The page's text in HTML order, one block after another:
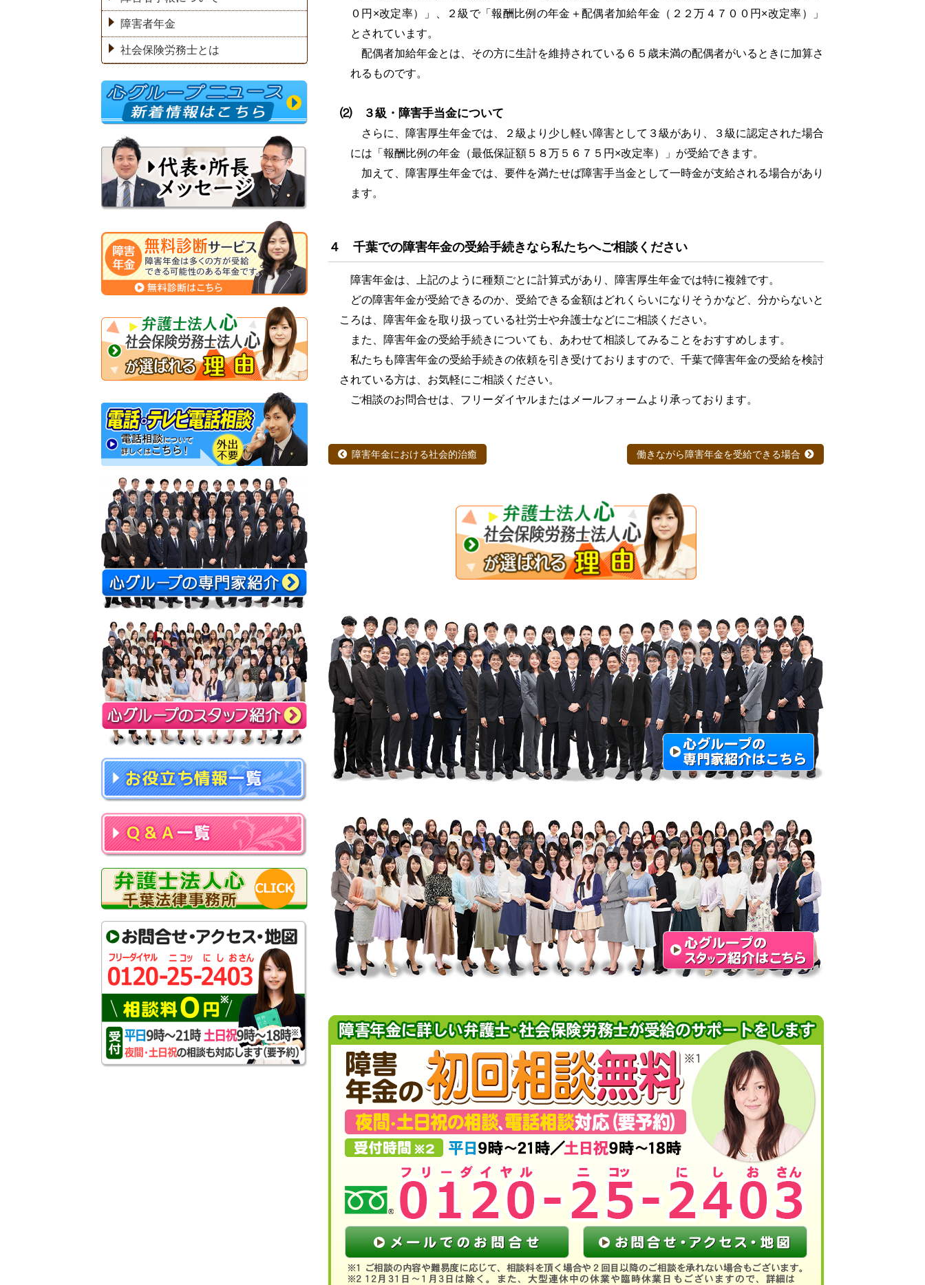
０円×改定率）」、２級で「報酬比例の年金＋配偶者加給年金（２２万４７００円×改定率）」
とされています。
配偶者加給年金とは、その方に生計を維持されている６５歳未満の配偶者がいるときに加算さ
れるものです。
⑵ ３級・障害手当金について
さらに、障害厚生年金では、２級より少し軽い障害として３級があり、３級に認定された場合
には「報酬比例の年金（最低保証額５８万５６７５円×改定率）」が受給できます。
加えて、障害厚生年金では、要件を満たせば障害手当金として一時金が支給される場合があり
ます。
４ 千葉での障害年金の受給手続きなら私たちへご相談ください
障害年金は、上記のように種類ごとに計算式があり、障害厚生年金では特に複雑です。
どの障害年金が受給できるのか、受給できる金額はどれくらいになりそうかなど、分からないと
ころは、障害年金を取り扱っている社労士や弁護士などにご相談ください。
また、障害年金の受給手続きについても、あわせて相談してみることをおすすめします。
私たちも障害年金の受給手続きの依頼を引き受けておりますので、千葉で障害年金の受給を検討
されている方は、お気軽にご相談ください。
ご相談のお問合せは、フリーダイヤルまたはメールフォームより承っております。
障害年金における社会的治癒 働きながら障害年金を受給できる場合
障害者年金
社会保険労務士とは